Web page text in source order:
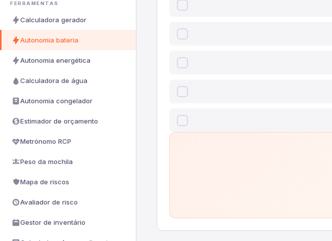
FERRAMENTAS
Calculadora gerador
Autonomia bateria
Autonomia energética
Calculadora de água
Autonomia congelador
Estimador de orçamento
Metrónomo RCP
Peso da mochila
Mapa de riscos
Avaliador de risco
Gestor de inventário